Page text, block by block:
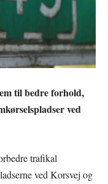
til bedre forhold,
ved
trafikal
ved Korsvej og